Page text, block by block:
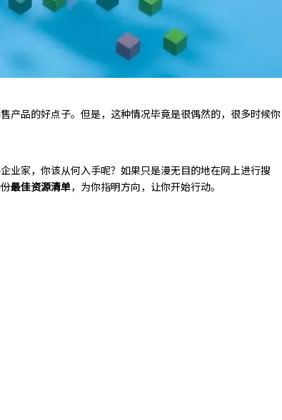
产品的好点子。但是，这种情况毕竟是很偶然的，很多时候你
业家，你该从何入手呢？如果只是漫无目的地在网上进行搜
最佳资源清单，为你指明方向，让你开始行动。